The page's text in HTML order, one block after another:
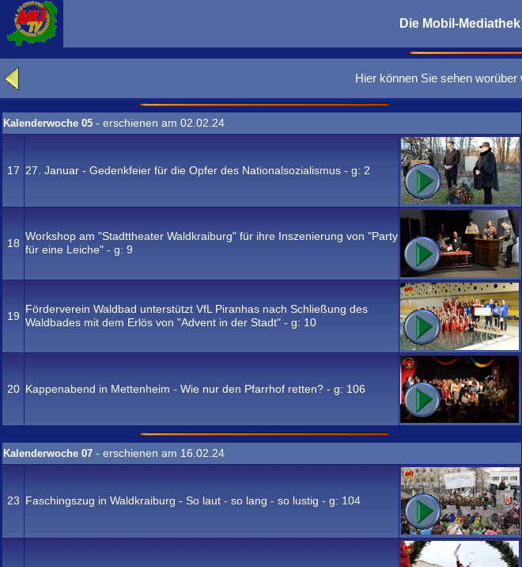
Die Mobil-
Hier können Sie sehen worüber
Kalenderwoche 05 - erschienen am 02.02.24
17 27. Januar - Gedenkfeier für die Opfer des Nationalsozialismus - g: 2
18
Workshop am "Stadttheater Waldkraiburg" für ihre Inszenierung von "Party
für eine Leiche" - g: 9
19
Förderverein Waldbad unterstützt VfL Piranhas nach Schließung des
Waldbades mit dem Erlös von "Advent in der Stadt" - g: 10
20 Kappenabend in Mettenheim - Wie nur den Pfarrhof retten? - g: 106
Kalenderwoche 07 - erschienen am 16.02.24
23 Faschingszug in Waldkraiburg - So laut - so lang - so lustig - g: 104